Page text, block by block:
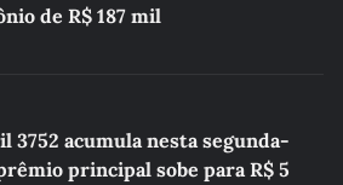
de R$ 187 mil
3752 acumula nesta segunda-
principal sobe para R$ 5